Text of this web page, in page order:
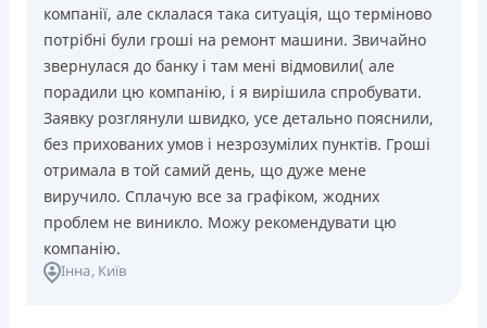
компанії, але склалася така ситуація, що терміново
потрібні були гроші на ремонт машини. Звичайно
звернулася до банку і там мені відмовили( але
порадили цю компанію, і я вирішила спробувати.
Заявку розглянули швидко, усе детально пояснили,
без прихованих умов і незрозумілих пунктів. Гроші
отримала в той самий день, що дуже мене
виручило. Сплачую все за графіком, жодних
проблем не виникло. Можу рекомендувати цю
компанію.
Інна, Київ